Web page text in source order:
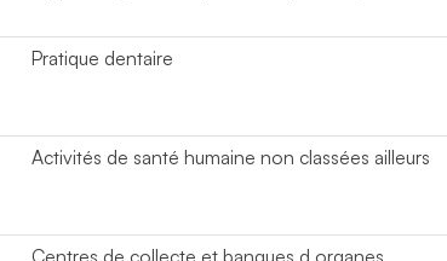
Pratique dentaire
Activités de santé humaine non classées ailleurs
Centres de collecte et banques d organes